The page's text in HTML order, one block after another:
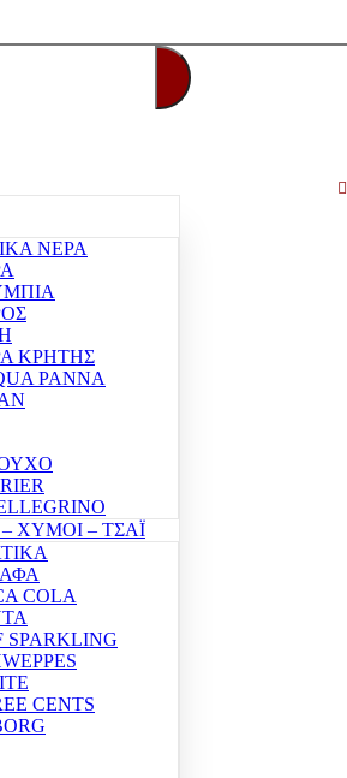
ΝΕΡΑ
ΚΡΗΤΗΣ
PANNA
ΧΥΜΟΙ – ΤΣΑΪ
COLA
SPARKLING
CENTS